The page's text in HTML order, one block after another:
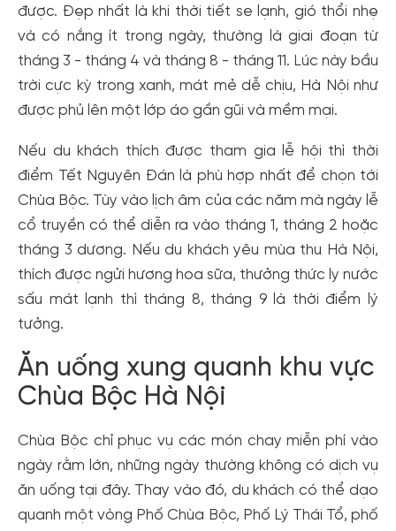
được. Đẹp nhất là khi thời tiết se lạnh, gió thổi nhẹ
và có nắng ít trong ngày, thường là giai đoạn từ
tháng 3 - tháng 4 và tháng 8 - tháng 11. Lúc này bầu
trời cực kỳ trong xanh, mát mẻ dễ chịu, Hà Nội như
được phủ lên một lớp áo gần gũi và mềm mại.
Nếu du khách thích được tham gia lễ hội thì thời
điểm Tết Nguyên Đán là phù hợp nhất để chọn tới
Chùa Bộc. Tùy vào lịch âm của các năm mà ngày lễ
cổ truyền có thể diễn ra vào tháng 1, tháng 2 hoặc
tháng 3 dương. Nếu du khách yêu mùa thu Hà Nội,
thích được ngửi hương hoa sữa, thưởng thức ly nước
sấu mát lạnh thì tháng 8, tháng 9 là thời điểm lý
tưởng.
Ăn uống xung quanh khu vực
Chùa Bộc Hà Nội
Chùa Bộc chỉ phục vụ các món chay miễn phí vào
ngày rằm lớn, những ngày thường không có dịch vụ
ăn uống tại đây. Thay vào đó, du khách có thể dạo
quanh một vòng Phố Chùa Bộc, Phố Lý Thái Tổ, phố
Tạo tài khoản nhanh - nhận nhiều ưu
Tạo tài khoản để có thể
dành cho thành viên đến từ các đối tác của Gody.vn dành
cho cộng đồng.
Hoặc đăng nhập bằng
Đăng nhập Facebook
Đăng nhập Google